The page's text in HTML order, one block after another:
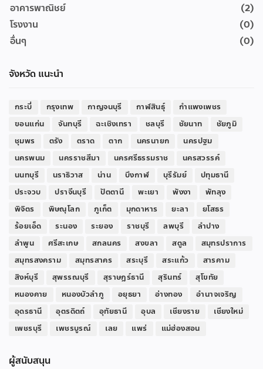
อาคารพาณิชย์
(2)
โรงงาน
(0)
อื่นๆ
(0)
จังหวัด แนะนำ
กระบี่ กรุงเทพ กาญจนบุรี กาฬสินธุ์
กำแพงเพชร
ขอนแก่น
จันทบุรี ฉะเชิงเทรา ชลบุรี ชัยนาท
ชัยภูมิ
ชุมพร
ตรัง ตราด ตาก นครนายก
นครปฐม
นครพนม
นครราชสีมา นครศรีธรรมราช
นครสวรรค์
นนทบุรี
นราธิวาส น่าน บึงกาฬ บุรีรัมย์
ปทุมธานี
ประจวบ
ปราจีนบุรี ปัตตานี พะเยา พังงา
พัทลุง
พิจิตร
พิษณุโลก ภูเก็ต มุกดาหาร ยะลา
ยโสธร
ร้อยเอ็ด
ระนอง ระยอง ราชบุรี ลพบุรี
ลำปาง
ลำพูน
ศรีสะเกษ สกลนคร สงขลา สตูล
สมุทรปราการ
สมุทรสงคราม
สมุทรสาคร สระบุรี สระแก้ว
สารคาม
สิงห์บุรี
สุพรรณบุรี สุราษฎร์ธานี สุรินทร์
สุโขทัย
หนองคาย
หนองบัวลำภู อยุธยา อ่างทอง
อำนาจเจริญ
อุดรธานี
อุตรดิตถ์ อุทัยธานี อุบล เชียงราย
เชียงใหม่
เพชรบุรี
เพชรบูรณ์ เลย แพร่ แม่ฮ่องสอน
ผู้สนับสนุน